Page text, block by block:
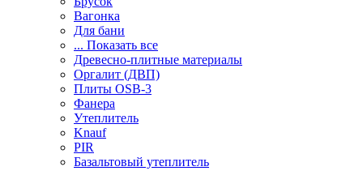
Вагонка
Для бани
... Показать все
Древесно-плитные материалы
Оргалит (ДВП)
Плиты OSB-3
Фанера
Утеплитель
Knauf
PIR
Базальтовый утеплитель